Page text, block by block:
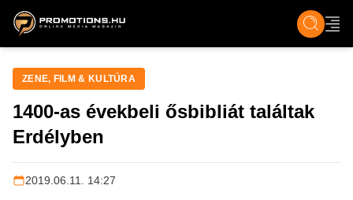
ZENE, FILM & KULT ÉLET TECH &
ZENE, FILM & KULTÚRA
1400-as évekbeli ősbibliát találtak
Erdélyben
2019.06.11. 14:27